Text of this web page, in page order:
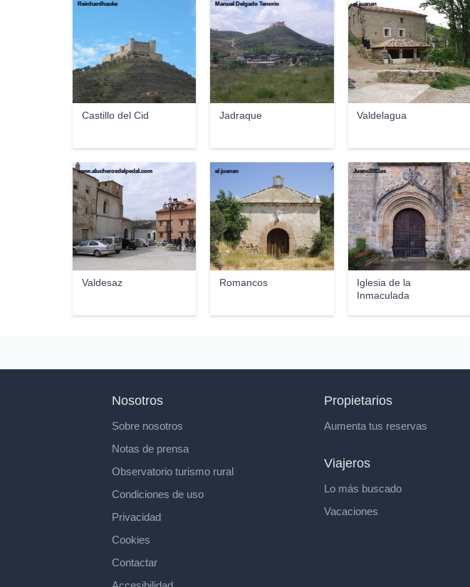
Castillo del Cid
Reinhardhauke
Jadraque
Manuel Delgado Tenorio
Valdelagua
el juanan
Valdesaz
www.alucherosdelpedal.com
Romancos
el juanan
Iglesia de la
Inmaculada
Juanc2001es
Nosotros
Sobre nosotros
Notas de prensa
Observatorio turismo rural
Condiciones de uso
Privacidad
Cookies
Contactar
Propietarios
Aumenta tus reservas
Viajeros
Lo más buscado
Vacaciones